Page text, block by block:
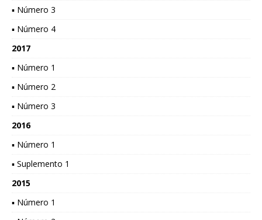
▪ Número 3
▪ Número 4
2017
▪ Número 1
▪ Número 2
▪ Número 3
2016
▪ Número 1
▪ Suplemento 1
2015
▪ Número 1